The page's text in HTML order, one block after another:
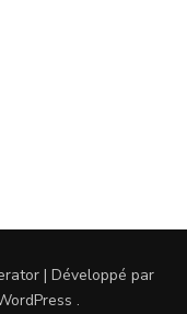
| Développé par
.